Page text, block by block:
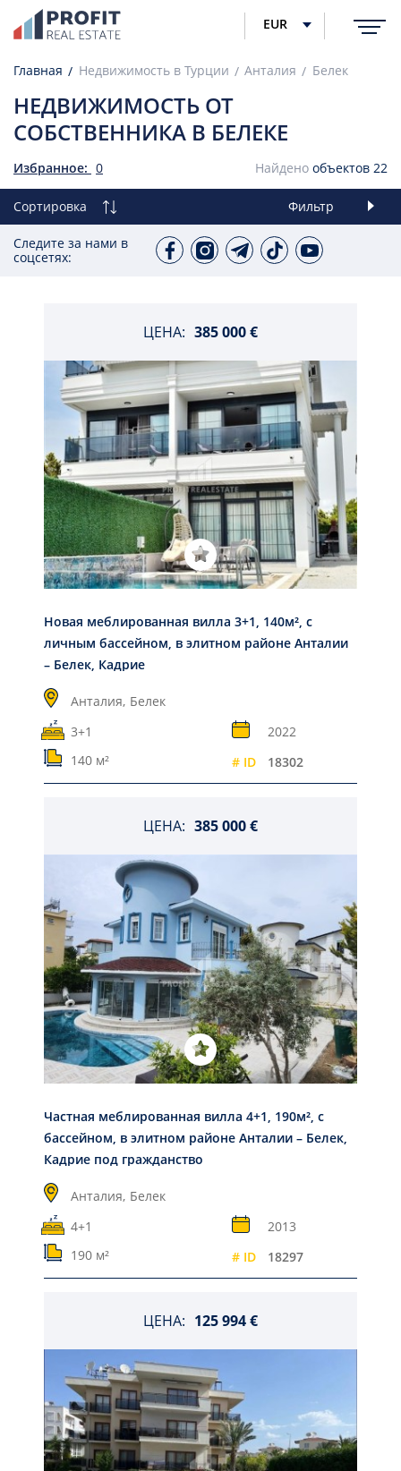
EUR
Главная Недвижимость в Турции Анталия Белек
НЕДВИЖИМОСТЬ ОТ
СОБСТВЕННИКА В БЕЛЕКЕ
Избранное: 0 Найдено объектов 22
Сортировка Фильтр
Следите за нами в
соцсетях:
ЦЕНА: 385 000 €
Новая меблированная вилла 3+1, 140м², с
личным бассейном, в элитном районе Анталии
– Белек, Кадрие
Анталия, Белек
3+1
2022
140 м²
# ID 18302
ЦЕНА: 385 000 €
Частная меблированная вилла 4+1, 190м², с
бассейном, в элитном районе Анталии – Белек,
Кадрие под гражданство
Анталия, Белек
4+1
2013
190 м²
# ID 18297
ЦЕНА: 125 994 €